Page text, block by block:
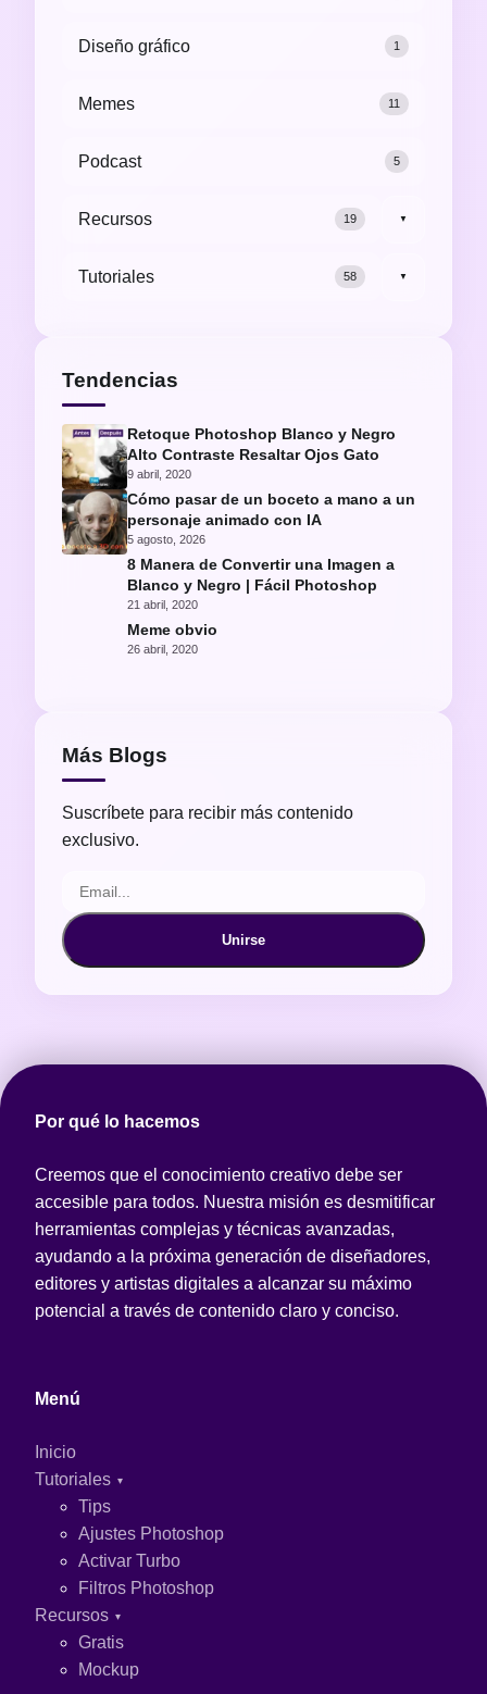
Diseño gráfico 1
Memes 11
Podcast 5
Recursos 19 ▼
Tutoriales 58 ▼
Tendencias
Retoque Photoshop Blanco y Negro
Alto Contraste Resaltar Ojos Gato
9 abril, 2020
Cómo pasar de un boceto a mano a un
personaje animado con IA
5 agosto, 2026
8 Manera de Convertir una Imagen a
Blanco y Negro | Fácil Photoshop
21 abril, 2020
Meme obvio
26 abril, 2020
Más Blogs
Suscríbete para recibir más contenido
exclusivo.
Unirse
Por qué lo hacemos
Creemos que el conocimiento creativo debe ser
accesible para todos. Nuestra misión es desmitificar
herramientas complejas y técnicas avanzadas,
ayudando a la próxima generación de diseñadores,
editores y artistas digitales a alcanzar su máximo
potencial a través de contenido claro y conciso.
Menú
Inicio
Tutoriales
Tips
Ajustes Photoshop
Activar Turbo
Filtros Photoshop
Recursos
Gratis
Mockup